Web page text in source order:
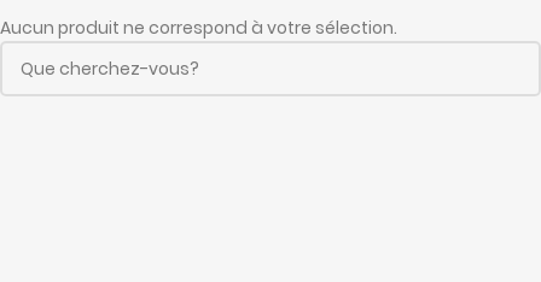
Aucun produit ne correspond à votre sélection.